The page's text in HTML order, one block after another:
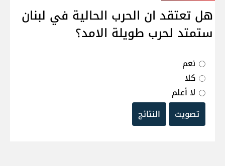
هل تعتقد ان الحرب الحالية في لبنان
ستمتد لحرب طويلة الامد؟
نعم
كلا
لا أعلم
تصويت
النتائج